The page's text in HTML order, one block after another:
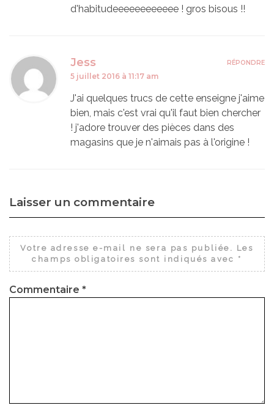
d'habitudeeeeeeeeeeee ! gros bisous !!
Jess
5 juillet 2016 à 11:17 am
J'ai quelques trucs de cette enseigne j'aime
bien, mais c'est vrai qu'il faut bien chercher
! j'adore trouver des pièces dans des
magasins que je n'aimais pas à l'origine !
RÉPONDRE
Laisser un commentaire
Votre adresse e-mail ne sera pas publiée.
Les
champs obligatoires sont indiqués avec *
Commentaire *